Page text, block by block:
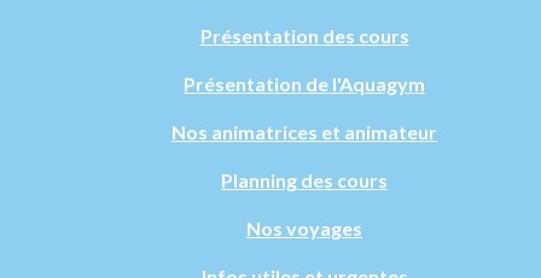
Présentation des cours
Présentation de l'Aquagym
Nos animatrices et animateur
Planning des cours
Nos voyages